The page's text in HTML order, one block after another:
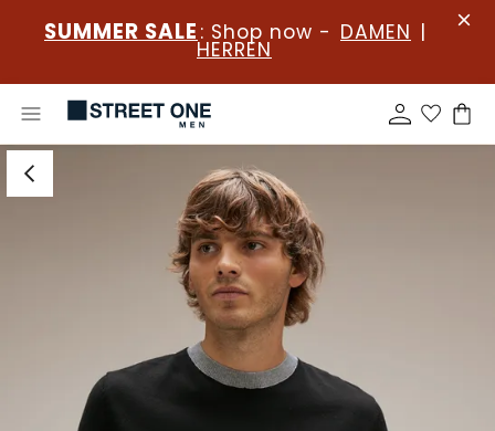
SUMMER SALE : Shop now - DAMEN |
HERREN